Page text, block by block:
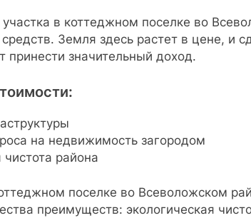
участка в коттеджном поселке во
Земля здесь растет в цене, и
принести значительный доход.
на недвижимость загородом
чистота района
поселке во Всеволожском
преимуществ: экологическая